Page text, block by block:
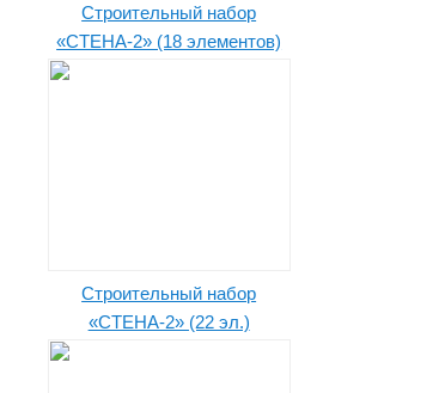
Строительный набор
«СТЕНА-2» (18 элементов)
Строительный набор
«СТЕНА-2» (22 эл.)